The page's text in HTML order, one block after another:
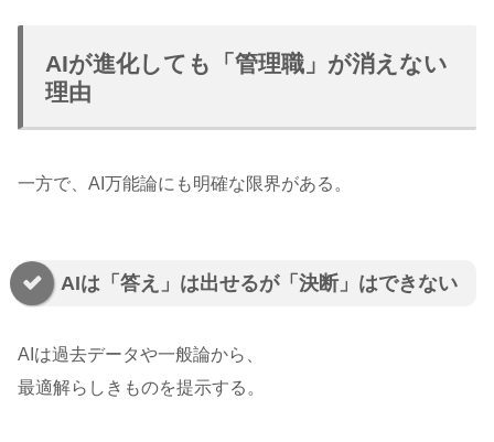
AIが進化しても「管理職」が消えない
理由
一方で、AI万能論にも明確な限界がある。
AIは「答え」は出せるが「決断」はできない
AIは過去データや一般論から、
最適解らしきものを提示する。